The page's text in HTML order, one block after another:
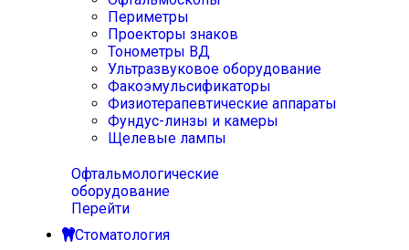
Периметры
Проекторы знаков
Тонометры ВД
Ультразвуковое оборудование
Факоэмульсификаторы
Физиотерапевтические аппараты
Фундус-линзы и камеры
Щелевые лампы
Офтальмологические
оборудование
Перейти
Стоматология